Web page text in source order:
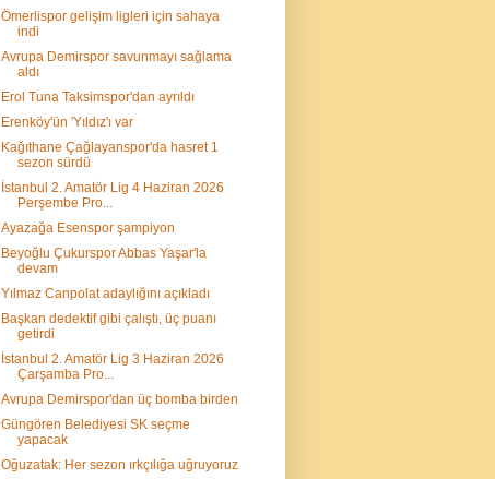
Ömerlispor gelişim ligleri için sahaya
indi
Avrupa Demirspor savunmayı sağlama
aldı
Erol Tuna Taksimspor'dan ayrıldı
Erenköy'ün 'Yıldız'ı var
Kağıthane Çağlayanspor'da hasret 1
sezon sürdü
İstanbul 2. Amatör Lig 4 Haziran 2026
Perşembe Pro...
Ayazağa Esenspor şampiyon
Beyoğlu Çukurspor Abbas Yaşar'la
devam
Yılmaz Canpolat adaylığını açıkladı
Başkan dedektif gibi çalıştı, üç puanı
getirdi
İstanbul 2. Amatör Lig 3 Haziran 2026
Çarşamba Pro...
Avrupa Demirspor'dan üç bomba birden
Güngören Belediyesi SK seçme
yapacak
Oğuzatak: Her sezon ırkçılığa uğruyoruz